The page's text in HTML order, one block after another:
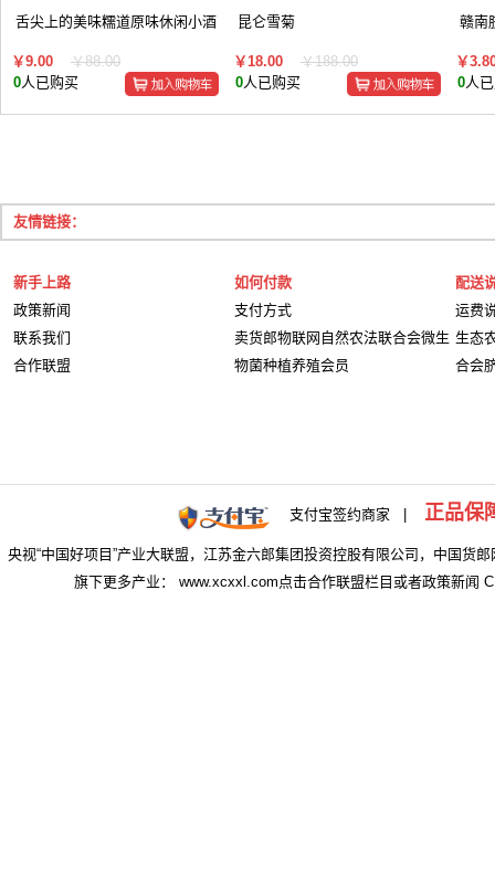
舌尖上的美味糯道原味休闲小酒
￥9.00
￥88.00
0人已购买
昆仑雪菊
￥18.00
￥188.00
0人已购买
赣南
￥
0人
友情链接：
新手上路
政策新闻
联系我们
合作联盟
如何付款
支付方式
卖货郎物联网自然农法联合会微生
物菌种植养殖会员
配送
运费
生态
合会
支付宝签约商家 | 正品保
央视“中国好项目”产业大联盟，江苏金六郎集团投资控股有限公司，中国货
旗下更多产业： www.xcxxl.com点击合作联盟栏目或者政策新闻